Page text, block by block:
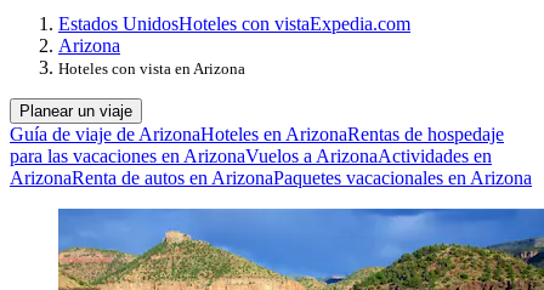
Estados UnidosHoteles con vistaExpedia.com
Arizona
Hoteles con vista en Arizona
Planear un viaje
Guía de viaje de ArizonaHoteles en ArizonaRentas de hospedaje
para las vacaciones en ArizonaVuelos a ArizonaActividades en
ArizonaRenta de autos en ArizonaPaquetes vacacionales en Arizona